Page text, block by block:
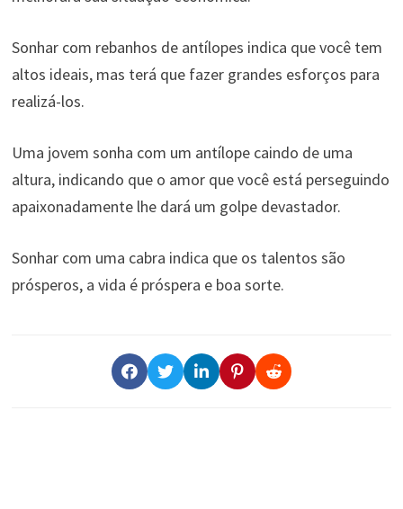
Sonhar com rebanhos de antílopes indica que você tem
altos ideais, mas terá que fazer grandes esforços para
realizá-los.
Uma jovem sonha com um antílope caindo de uma
altura, indicando que o amor que você está perseguindo
apaixonadamente lhe dará um golpe devastador.
Sonhar com uma cabra indica que os talentos são
prósperos, a vida é próspera e boa sorte.